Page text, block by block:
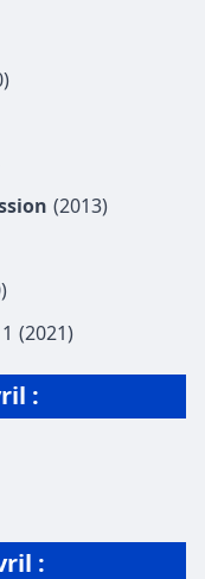
(2013)
(2021)
:
: